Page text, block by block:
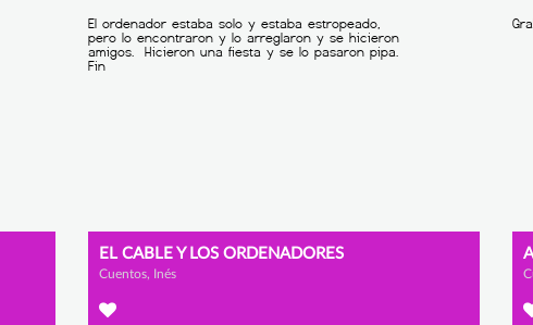
EL CABLE Y LOS ORDENADORES
Cuentos, Inés